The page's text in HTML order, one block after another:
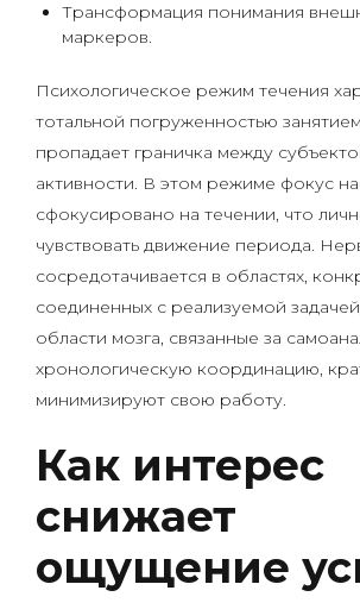
Трансформация понимания
маркеров.
Психологическое режим течения
тотальной погруженностью
пропадает граничка между
активности. В этом режиме фокус
сфокусировано на течении, что
чувствовать движение периода.
сосредотачивается в областях,
соединенных с реализуемой
области мозга, связанные за
хронологическую координацию,
минимизируют свою работу.
Как интерес
снижает
ощущение